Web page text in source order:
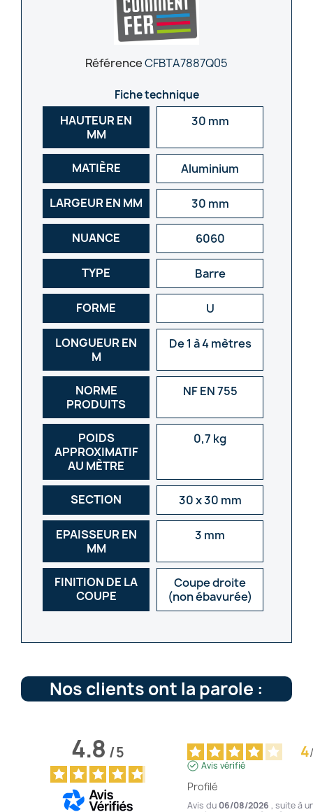
RéférenceCFBTA7887Q05
Fiche technique
HAUTEUR EN
MM
30 mm
MATIÈRE Aluminium
LARGEUR EN MM 30 mm
NUANCE 6060
TYPE Barre
FORME U
LONGUEUR EN
M
De 1 à 4 mètres
NORME
PRODUITS
NF EN 755
POIDS
APPROXIMATIF
AU MÈTRE
0,7 kg
SECTION 30 x 30 mm
EPAISSEUR EN
MM
3 mm
FINITION DE LA
COUPE
Coupe droite
(non ébavurée)
Nos clients ont la parole :
4.8/5 4/
Avis vérifié
Profilé
Avis du 06/08/2026 , suite à